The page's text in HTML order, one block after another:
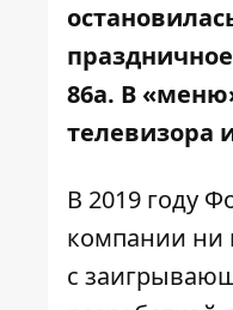
86а. В
телевизора
В 2019 году
компании ни
с